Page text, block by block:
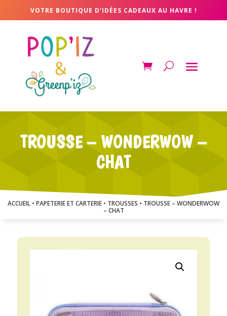
VOTRE BOUTIQUE D’IDÉES CADEAUX AU HAVRE !
TROUSSE – WONDERWOW –
CHAT
ACCUEIL • PAPETERIE ET CARTERIE • TROUSSES • TROUSSE – WONDERWOW
– CHAT